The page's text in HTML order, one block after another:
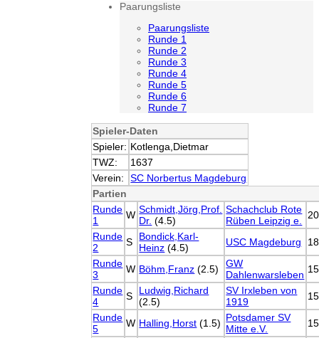
Paarungsliste
Paarungsliste
Runde 1
Runde 2
Runde 3
Runde 4
Runde 5
Runde 6
Runde 7
Spieler-Daten
Spieler: Kotlenga,Dietmar
TWZ:
1637
Verein:
SC Norbertus Magdeburg
Partien
Runde
1
W Schmidt,Jörg,Prof.
Dr. (4.5)
Schachclub Rote
Rüben Leipzig e.
Runde
2
S
Bondick,Karl-
Heinz (4.5) USC Magdeburg
Runde
3
W Böhm,Franz (2.5)
GW
Dahlenwarsleben
Runde
4
S
Ludwig,Richard
(2.5)
SV Irxleben von
1919
Runde
5
W Halling,Horst (1.5) Potsdamer SV
Mitte e.V.